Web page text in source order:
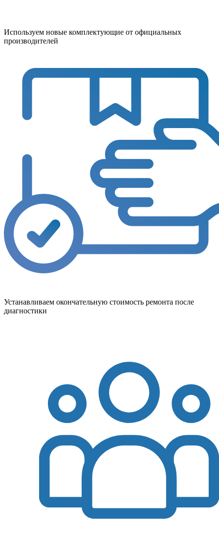
Используем новые комплектующие от официальных
производителей
Устанавливаем окончательную стоимость ремонта после
диагностики